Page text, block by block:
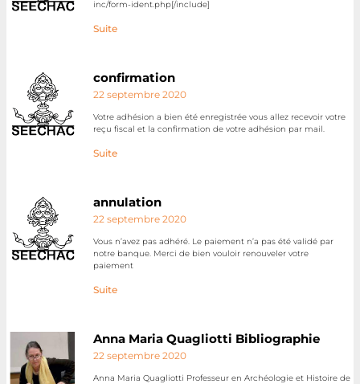
inc/form-ident.php[/include]
Suite
confirmation
22 septembre 2020
Votre adhésion a bien été enregistrée vous allez recevoir votre
reçu fiscal et la confirmation de votre adhésion par mail.
Suite
annulation
22 septembre 2020
Vous n’avez pas adhéré. Le paiement n’a pas été validé par
notre banque. Merci de bien vouloir renouveler votre
paiement
Suite
Anna Maria Quagliotti Bibliographie
22 septembre 2020
Anna Maria Quagliotti Professeur en Archéologie et Histoire de